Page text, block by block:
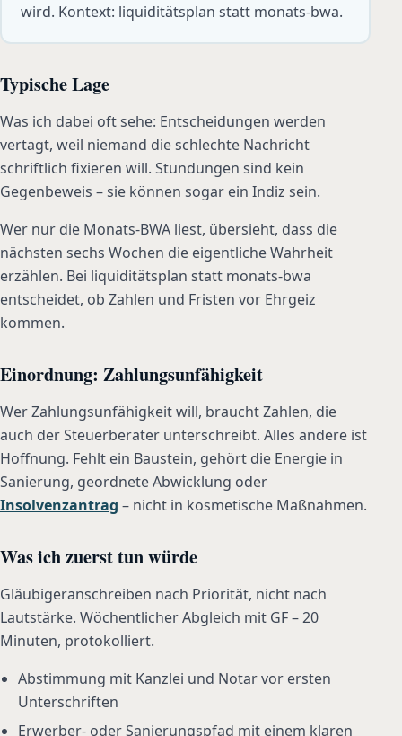
wird. Kontext: liquiditätsplan statt monats-bwa.
Typische Lage
Was ich dabei oft sehe: Entscheidungen werden
vertagt, weil niemand die schlechte Nachricht
schriftlich fixieren will. Stundungen sind kein
Gegenbeweis – sie können sogar ein Indiz sein.
Wer nur die Monats-BWA liest, übersieht, dass die
nächsten sechs Wochen die eigentliche Wahrheit
erzählen. Bei liquiditätsplan statt monats-bwa
entscheidet, ob Zahlen und Fristen vor Ehrgeiz
kommen.
Einordnung: Zahlungsunfähigkeit
Wer Zahlungsunfähigkeit will, braucht Zahlen, die
auch der Steuerberater unterschreibt. Alles andere ist
Hoffnung. Fehlt ein Baustein, gehört die Energie in
Sanierung, geordnete Abwicklung oder
Insolvenzantrag – nicht in kosmetische Maßnahmen.
Was ich zuerst tun würde
Gläubigeranschreiben nach Priorität, nicht nach
Lautstärke. Wöchentlicher Abgleich mit GF – 20
Minuten, protokolliert.
Abstimmung mit Kanzlei und Notar vor ersten
Unterschriften
Erwerber- oder Sanierungspfad mit einem klaren